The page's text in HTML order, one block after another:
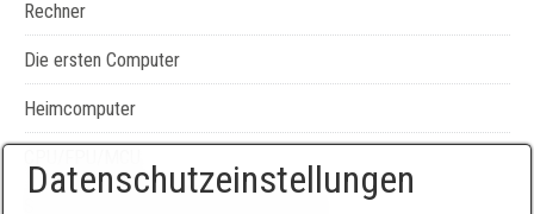
Rechner
Die ersten Computer
Heimcomputer
Datenschutzeinstellungen